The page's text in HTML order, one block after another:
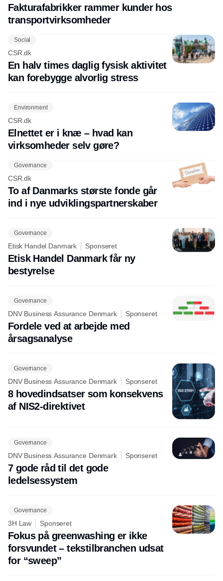
Fakturafabrikker rammer kunder hos
transportvirksomheder
Social
CSR.dk
En halv times daglig fysisk aktivitet
kan forebygge alvorlig stress
Environment
CSR.dk
Elnettet er i knæ – hvad kan
virksomheder selv gøre?
Governance
CSR.dk
To af Danmarks største fonde går
ind i nye udviklingspartnerskaber
Governance
Etisk Handel Danmark Sponseret
Etisk Handel Danmark får ny
bestyrelse
Governance
DNV Business Assurance Denmark Sponseret
Fordele ved at arbejde med
årsagsanalyse
Governance
DNV Business Assurance Denmark Sponseret
8 hovedindsatser som konsekvens
af NIS2-direktivet
Governance
DNV Business Assurance Denmark Sponseret
7 gode råd til det gode
ledelsessystem
Governance
3H Law Sponseret
Fokus på greenwashing er ikke
forsvundet – tekstilbranchen udsat
for “sweep”